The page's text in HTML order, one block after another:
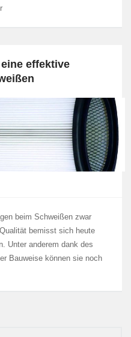
effektive
beim Schweißen zwar
bemisst sich heute
Unter anderem dank des
Bauweise können sie noch